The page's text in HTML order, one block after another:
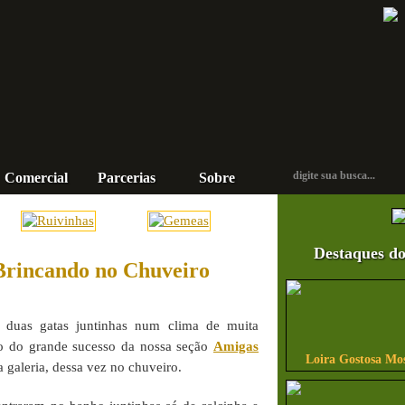
Sobre
Parcerias
Comercial
no Chuveiro
gatas juntinhas num clima de muita
grande sucesso da nossa seção Amigas
dessa vez no chuveiro.
Destaques
Loira Gostosa